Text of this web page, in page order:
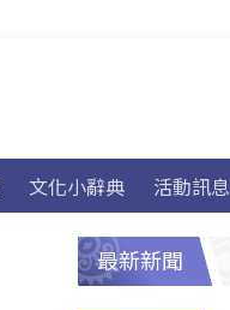
文化小辭典 活動訊息
最新新聞